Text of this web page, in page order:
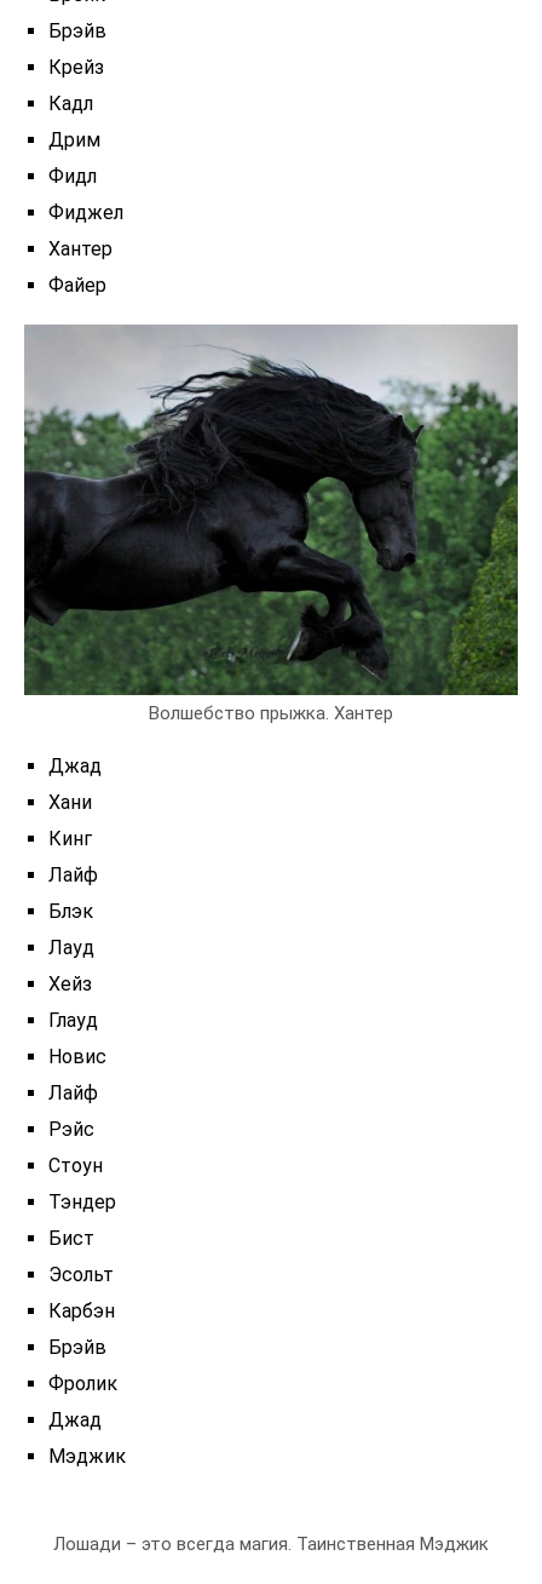
Брэйв
Крейз
Кадл
Дрим
Фидл
Фиджел
Хантер
Файер
Волшебство прыжка. Хантер
Джад
Хани
Кинг
Лайф
Блэк
Лауд
Хейз
Глауд
Новис
Лайф
Рэйс
Стоун
Тэндер
Бист
Эсольт
Карбэн
Брэйв
Фролик
Джад
Мэджик
Лошади – это всегда магия. Таинственная Мэджик